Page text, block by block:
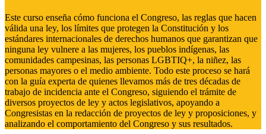
Este curso enseña cómo funciona el Congreso, las reglas que hacen
válida una ley, los límites que protegen la Constitución y los
estándares internacionales de derechos humanos que garantizan que
ninguna ley vulnere a las mujeres, los pueblos indígenas, las
comunidades campesinas, las personas LGBTIQ+, la niñez, las
personas mayores o el medio ambiente. Todo este proceso se hará
con la guía experta de quienes llevamos más de tres décadas de
trabajo de incidencia ante el Congreso, siguiendo el trámite de
diversos proyectos de ley y actos legislativos, apoyando a
Congresistas en la redacción de proyectos de ley y proposiciones, y
analizando el comportamiento del Congreso y sus resultados.